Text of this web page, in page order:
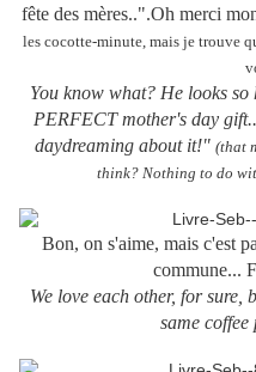
fête des mères..".Oh merci
les cocotte-minute, mais je trouve
You know what? He looks so
PERFECT mother's day
daydreaming about it!" (that
think? Nothing to do
Bon, on s'aime, mais c'est
commune...
We love each other, for sure,
same